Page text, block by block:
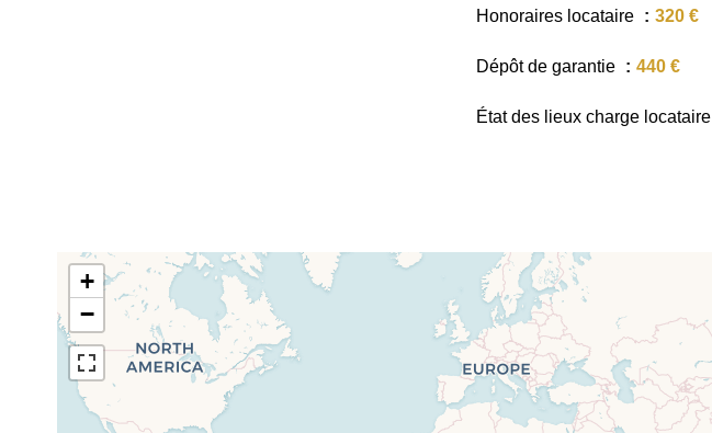
Honoraires locataire 320 €
Dépôt de garantie 440 €
État des lieux charge locataire
+
−